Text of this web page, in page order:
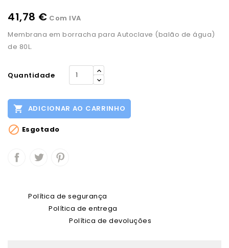
41,78 € Com IVA
Membrana em borracha para Autoclave (balão de água)
de 80L.
Quantidade
 ADICIONAR AO CARRINHO
 Esgotado
Política de segurança
Política de entrega
Política de devoluções